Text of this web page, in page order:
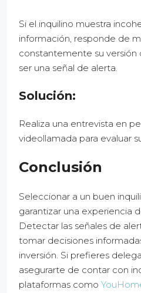
Si el inquilino muestra
información, responde de
constantemente su versión
ser una señal de alerta.
Solución:
Realiza una entrevista en
videollamada para evaluar
Conclusión
Seleccionar a un buen
garantizar una experiencia
Detectar las señales de
tomar decisiones
inversión. Si prefieres
asegurarte de contar con
plataformas como